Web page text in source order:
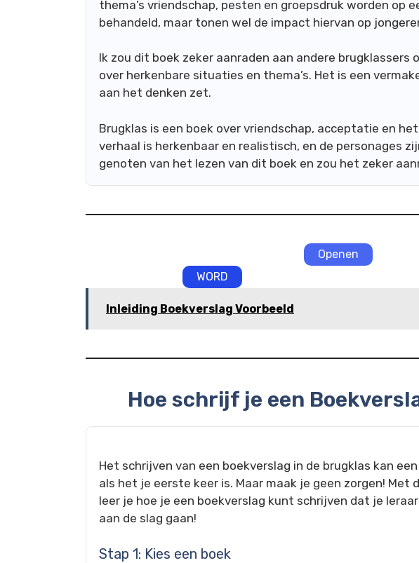
thema’s vriendschap, pesten en groepsdruk worden op
behandeld, maar tonen wel de impact hiervan op
Ik zou dit boek zeker aanraden aan andere brugklassers
over herkenbare situaties en thema’s. Het is een
aan het denken zet.
Brugklas is een boek over vriendschap, acceptatie en
verhaal is herkenbaar en realistisch, en de personages
genoten van het lezen van dit boek en zou het zeker
Openen
WORD
Inleiding Boekverslag Voorbeeld
Hoe schrijf je een
Het schrijven van een boekverslag in de brugklas kan
als het je eerste keer is. Maar maak je geen zorgen!
leer je hoe je een boekverslag kunt schrijven dat je
aan de slag gaan!
Stap 1: Kies een boek